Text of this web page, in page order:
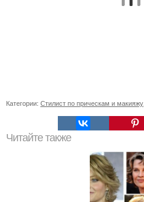
Категории: Стилист по прическам и макияжу
Читайте также